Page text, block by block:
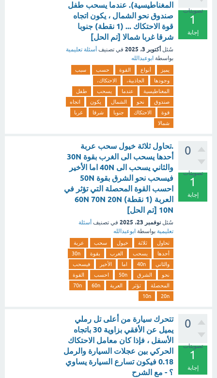
تصويتات
1
إجابة
المغناطيسية). عندما يسحب طفل
صندوق نحو الشمال ، يكون اتجاه
قوة الاحتكاك ... (1 نقطة) جنوبا
شرقا غربا شمالا [تم الحل]
سُئل أكتوبر 3، 2025 في تصنيف أسئلة تعليمية
بواسطة ابوعبدالله
يميز أنواع القوة حسب
سبب
وجودها
الجاذبية،
الاحتكاك،
المغناطيسية
عندما يسحب
طفل
صندوق
نحو الشمال يكون
اتجاه
قوة
الاحتكاك جنوبا شرقا
غربا
شمالا
0
تصويتات
1
إجابة
.تحاول ثلاثة خيول سحب عربة
أحدها يسحب الى الغرب بقوة 30N
والثاني يسحب الى 40N اما الأخير
فيسحب نحو الشرق بقوة 50N
احسب القوة المحصلة التي تؤثر في
العربة (1 نقطة) 60N 70N 20N
10N [تم الحل]
سُئل نوفمبر 23، 2025 في تصنيف أسئلة
تعليمية بواسطة ابوعبدالله
تحاول ثلاثة خيول سحب
عربة
أحدها
يسحب الغرب بقوة
30n
والثاني
40n اما الأخير
فيسحب
نحو
الشرق 50n احسب
القوة
المحصلة
تؤثر العربة 60n
70n
20n
10n
0
تصويتات
1
إجابة
تتحرك سيارة من أعلى تل رملي
يميل عن الأفقي بزاوية 30 باتجاه
الأسفل ، فإذا كان معامل الاحتكاك
الحركي بين عجلات السيارة والرمل
0.18 فيكون تسارع السيارة يساوي
؟ - مع الشرح